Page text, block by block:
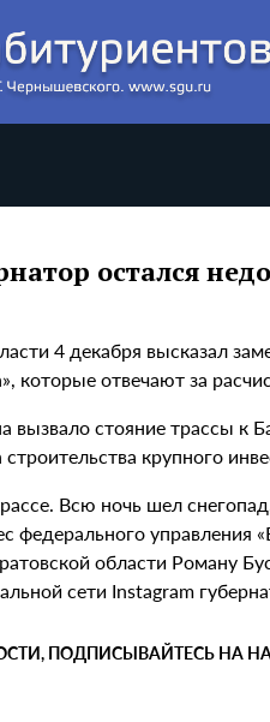
остался
4 декабря высказал
которые отвечают за
вызвало стояние трассы
крупного
Всю ночь шел
федерального управления
области Роману
сети Instagram
ПОДПИСЫВАЙТЕСЬ НА